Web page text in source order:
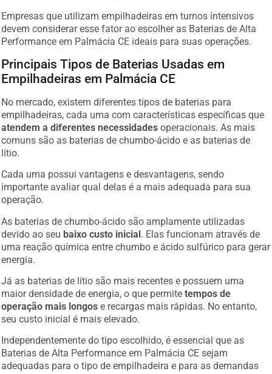
Empresas que utilizam empilhadeiras em turnos intensivos
devem considerar esse fator ao escolher as Baterias de Alta
Performance em Palmácia CE ideais para suas operações.
Principais Tipos de Baterias Usadas em
Empilhadeiras em Palmácia CE
No mercado, existem diferentes tipos de baterias para
empilhadeiras, cada uma com características específicas que
atendem a diferentes necessidades operacionais. As mais
comuns são as baterias de chumbo-ácido e as baterias de
lítio.
Cada uma possui vantagens e desvantagens, sendo
importante avaliar qual delas é a mais adequada para sua
operação.
As baterias de chumbo-ácido são amplamente utilizadas
devido ao seu baixo custo inicial . Elas funcionam através de
uma reação química entre chumbo e ácido sulfúrico para gerar
energia.
Já as baterias de lítio são mais recentes e possuem uma
maior densidade de energia, o que permitetempos de
operação mais longos e recargas mais rápidas. No entanto,
seu custo inicial é mais elevado.
Independentemente do tipo escolhido, é essencial que as
Baterias de Alta Performance em Palmácia CE sejam
adequadas para o tipo de empilhadeira e para as demandas